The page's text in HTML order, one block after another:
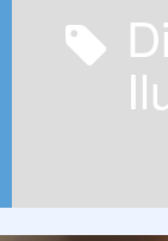
Dicas de